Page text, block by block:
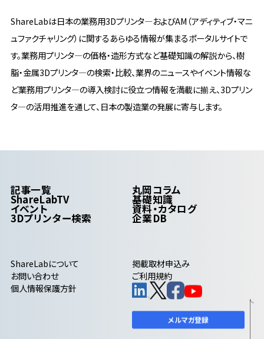
ShareLabは日本の業務用3Dプリンタ―およびAM（アディティブ・マニ
ュファクチャリング）に関するあらゆる情報が集まるポータルサイトで
す。業務用プリンタ―の価格・造形方式など基礎知識の解説から、樹
脂・金属3Dプリンタ―の検索・比較、業界のニュースやイベント情報な
ど業務用プリンタ―の導入検討に役立つ情報を満載に揃え、3Dプリン
タ―の活用推進を通して、日本の製造業の発展に寄与します。
記事一覧 丸岡コラム
ShareLabTV 基礎知識
イベント 資料・カタログ
3Dプリンター検索 企業DB
メルマガ登録
ShareLabについて
掲載取材申込み
お問い合わせ
ご利用規約
個人情報保護方針